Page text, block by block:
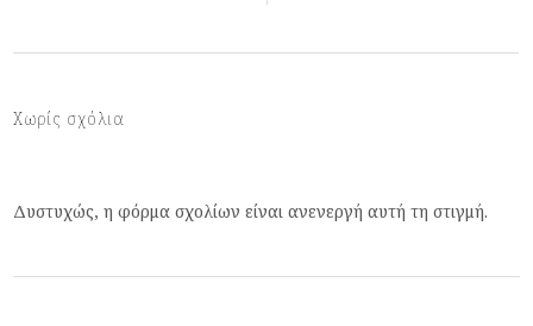
Χωρίς σχόλια
Δυστυχώς, η φόρμα σχολίων είναι ανενεργή αυτή τη στιγμή.